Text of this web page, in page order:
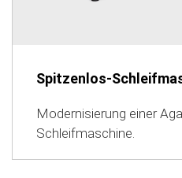
Spitzenlos-
Modernisierung einer
Schleifmaschine.